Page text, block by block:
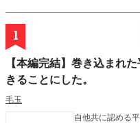
1
【本編完結】巻き込まれ
きることにした。
毛玉
自他共に認める